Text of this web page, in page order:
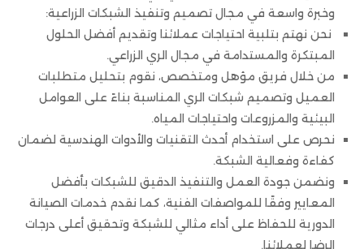
وخبرة واسعة في مجال تصميم وتنفيذ الشبكات الزراعية:
نحن نهتم بتلبية احتياجات عملائنا وتقديم أفضل الحلول
المبتكرة والمستدامة في مجال الري الزراعي.
من خلال فريق مؤهل ومتخصص، نقوم بتحليل متطلبات
العميل وتصميم شبكات الري المناسبة بناءً على العوامل
البيئية والمزروعات واحتياجات المياه.
نحرص على استخدام أحدث التقنيات والأدوات الهندسية لضمان
كفاءة وفعالية الشبكة.
ونضمن جودة العمل والتنفيذ الدقيق للشبكات بأفضل
المعايير وفقًا للمواصفات الفنية، كما نقدم خدمات الصيانة
الدورية للحفاظ على أداء مثالي للشبكة وتحقيق أعلى درجات
الرضا لعملائنا.